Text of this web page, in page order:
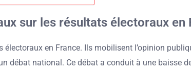
sur les résultats électoraux en
en France. Ils mobilisent l’opinion
débat national. Ce débat a conduit à une baisse